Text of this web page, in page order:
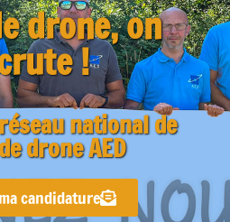
drone, on
!
national de
drone AED
candidature